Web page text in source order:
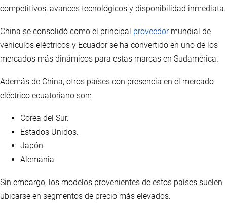
competitivos, avances tecnológicos y disponibilidad inmediata.
China se consolidó como el principal proveedormundial de
vehículos eléctricos y Ecuador se ha convertido en uno de los
mercados más dinámicos para estas marcas en Sudamérica.
Además de China, otros países con presencia en el mercado
eléctrico ecuatoriano son:
Corea del Sur.
Estados Unidos.
Japón.
Alemania.
Sin embargo, los modelos provenientes de estos países suelen
ubicarse en segmentos de precio más elevados.